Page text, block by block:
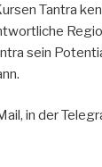
Tantra
sein
in der